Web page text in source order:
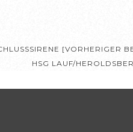
[VORHERIGER
HSG LAUF/